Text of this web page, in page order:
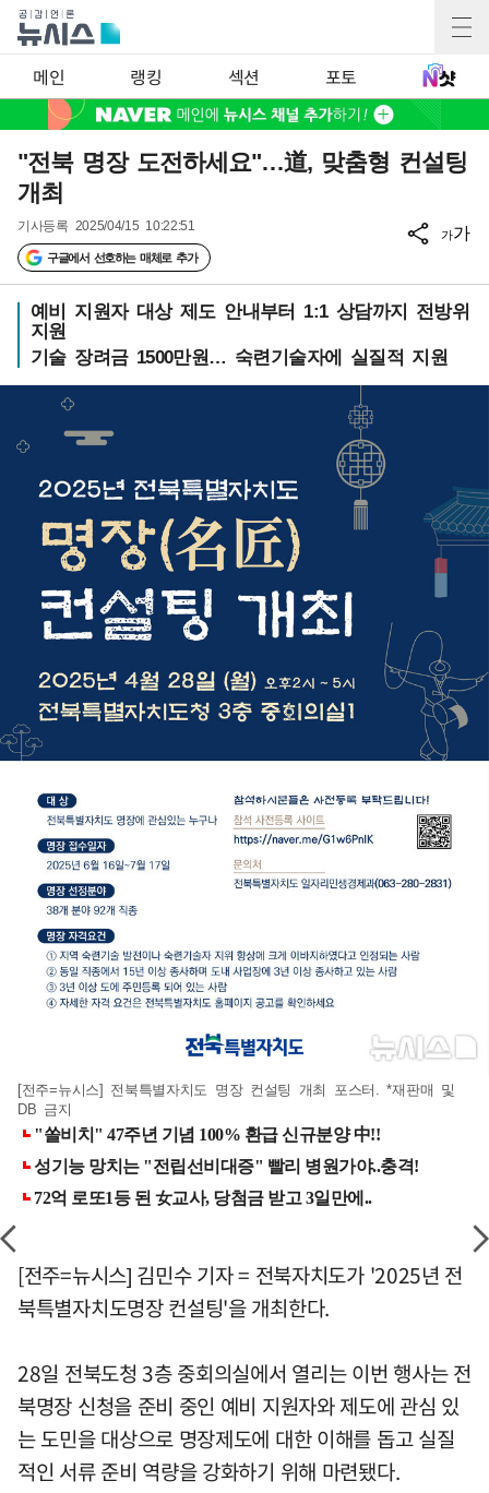
메인 랭킹 섹션 포토
"전북 명장 도전하세요"…道, 맞춤형 컨설팅
개최
기사등록 2025/04/15 10:22:51
구글에서 선호하는 매체로 추가
가가
예비 지원자 대상 제도 안내부터 1:1 상담까지 전방위
지원
기술 장려금 1500만원… 숙련기술자에 실질적 지원
[전주=뉴시스] 전북특별자치도 명장 컨설팅 개최 포스터. *재판매 및
DB 금지
[전주=뉴시스] 김민수 기자 = 전북자치도가 '2025년 전
북특별자치도명장 컨설팅'을 개최한다.
28일 전북도청 3층 중회의실에서 열리는 이번 행사는 전
북명장 신청을 준비 중인 예비 지원자와 제도에 관심 있
는 도민을 대상으로 명장제도에 대한 이해를 돕고 실질
적인 서류 준비 역량을 강화하기 위해 마련됐다.